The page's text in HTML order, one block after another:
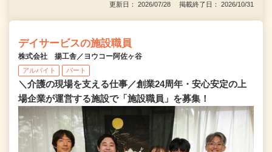
更新日： 2026/07/28 掲載終了日： 2026/10/31
デイサービスの施設職員
株式会社 揚工舎／ヨウコー阿佐ヶ谷
アルバイト パート
＼介護の現場を支える仕事／創業24周年・安心安定の上
場企業が運営する施設で「施設職員」を募集！